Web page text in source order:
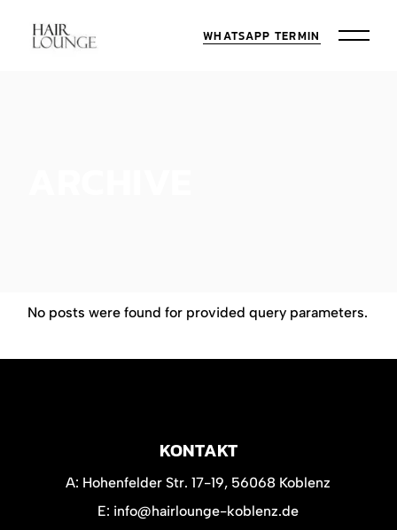
content
WHATSAPP TERMIN
No posts were found for provided query parameters.
KONTAKT
A: Hohenfelder Str. 17-19, 56068 Koblenz
E: info@hairlounge-koblenz.de